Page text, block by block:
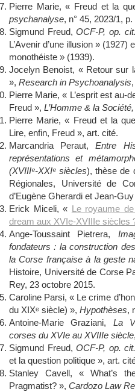
Pierre Marie, « Freud et la
psychanalyse, n° 45, 2023/1, p.
Sigmund Freud,OCF-P, op. cit.
L’Avenir d’une illusion »
monothéiste » (1939).
Jocelyn Benoist, « Retour sur
», Research in Psychoanalysis
Pierre Marie, « L’esprit est au-
Freud », L’Homme & la Société,
Pierre Marie, « Freud et la
Lire, enfin, Freud », art. cité.
Marcandria Peraut,Entre
représentations et
(XVIIIᵉ-XXIᵉ siècles), thèse de
Régionales, Université de
d’Eugène Gherardi et Jean-
Erick Miceli, « Le royaume
dream aux XVIe-XVIIIe siècles
Ange-Toussaint Pietrera,
fondateurs : la construction
la Corse française à la geste
Histoire, Université de Corse
Rey, 23 octobre 2015.
Caroline Parsi, « Le crime
du XIXᵉ siècle) », Hypothèses,
Antoine-Marie Graziani, La
corses du XVIe au XVIIIe siècle
Sigmund Freud, OCF-P, op. cit.
et la question politique », art.
Stanley Cavell, « What’s
Pragmatist? »,Cardozo Law